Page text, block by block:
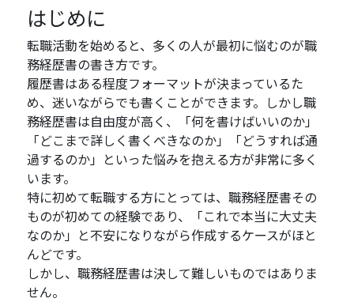
はじめに
転職活動を始めると、多くの人が最初に悩むのが職
務経歴書の書き方です。
履歴書はある程度フォーマットが決まっているた
め、迷いながらでも書くことができます。しかし職
務経歴書は自由度が高く、「何を書けばいいのか」
「どこまで詳しく書くべきなのか」「どうすれば通
過するのか」といった悩みを抱える方が非常に多く
います。
特に初めて転職する方にとっては、職務経歴書その
ものが初めての経験であり、「これで本当に大丈夫
なのか」と不安になりながら作成するケースがほと
んどです。
しかし、職務経歴書は決して難しいものではありま
せん。